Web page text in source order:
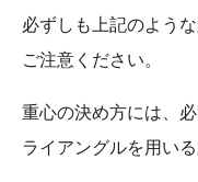
必ずしも上記のよう
ご注意ください。
重心の決め方には、
ライアングルを用い